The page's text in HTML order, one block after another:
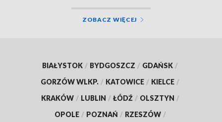
ZOBACZ WIĘCEJ
BIAŁYSTOK / BYDGOSZCZ / GDAŃSK /
GORZÓW WLKP. / KATOWICE / KIELCE /
KRAKÓW / LUBLIN / ŁÓDŹ / OLSZTYN /
OPOLE / POZNAŃ / RZESZÓW /